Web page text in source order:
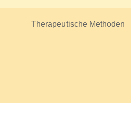
Therapeutische Methoden